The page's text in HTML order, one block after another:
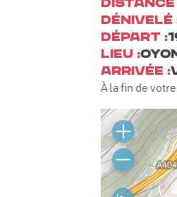
Distance
Dénivelé
Départ :
Lieu :
Arrivée :
À la fin de